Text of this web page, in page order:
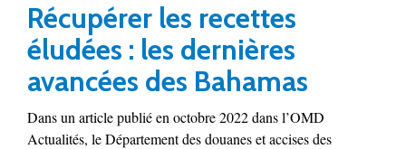
Récupérer les recettes
éludées : les dernières
avancées des Bahamas
Dans un article publié en octobre 2022 dans l’OMD
Actualités, le Département des douanes et accises des